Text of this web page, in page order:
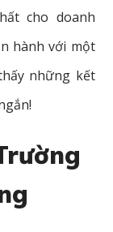
cho doanh
hành với một
những kết